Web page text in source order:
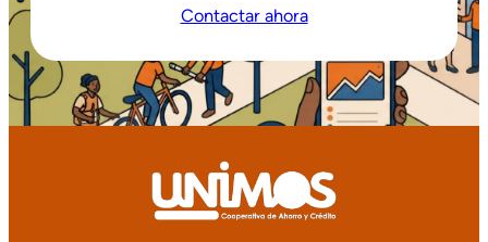
Contactar ahora